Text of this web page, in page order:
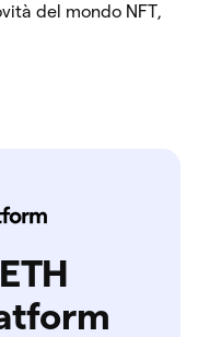
del mondo NFT,